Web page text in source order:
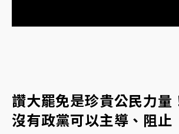
雨熱區曝
旅局回應了
中信慈善基金會想增加董事人數！辜仲
讚大罷免是珍貴公民力量
沒有政黨可以主導、阻止